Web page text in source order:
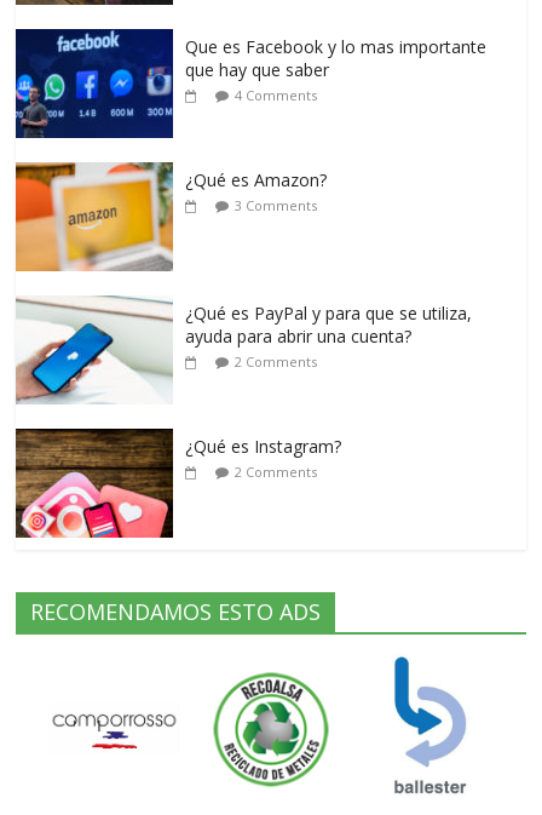
Que es Facebook y lo mas importante
que hay que saber
4 Comments
¿Qué es Amazon?
3 Comments
¿Qué es PayPal y para que se utiliza,
ayuda para abrir una cuenta?
2 Comments
¿Qué es Instagram?
2 Comments
RECOMENDAMOS ESTO ADS